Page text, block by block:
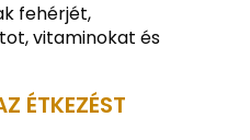
fehérjét,
vitaminokat és
ÉTKEZÉST